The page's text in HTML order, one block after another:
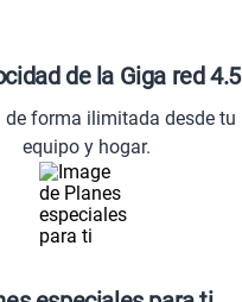
de la Giga red 4.5
de forma ilimitada desde tu
equipo y hogar.